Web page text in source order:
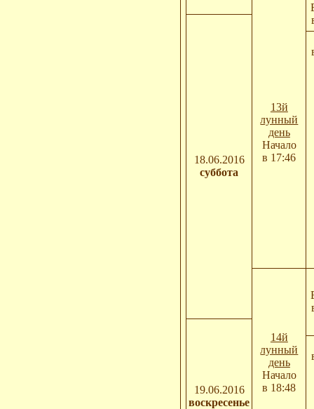
13й
лунный
день
Начало
в 17:46
18.06.2016
суббота
14й
лунный
день
Начало
в 18:48
19.06.2016
воскресенье